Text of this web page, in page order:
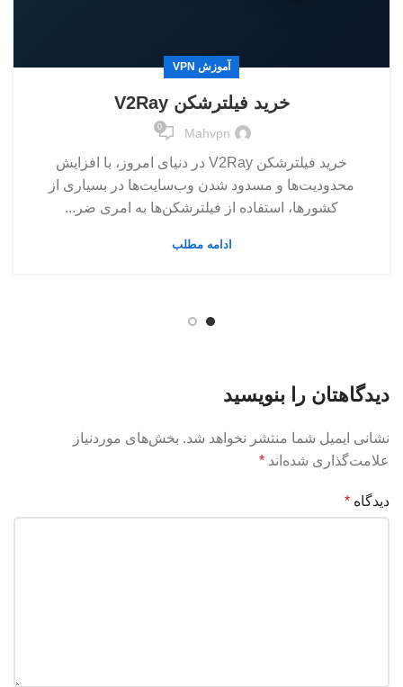
آموزش VPN
خرید فیلترشکن V2Ray
Mahvpn
0
خرید فیلترشکن V2Ray در دنیای امروز، با افزایش
محدودیت‌ها و مسدود شدن وب‌سایت‌ها در بسیاری از
کشورها، استفاده از فیلترشکن‌ها به امری ضر...
ادامه مطلب
دیدگاهتان را بنویسید
نشانی ایمیل شما منتشر نخواهد شد. بخش‌های موردنیاز
علامت‌گذاری شده‌اند *
دیدگاه *